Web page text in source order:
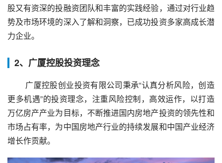
股又有资深的投融资团队和丰富的实践经验，通过对行业趋
势及市场环境的深入了解和洞察，已成功投资多家高成长潜
力企业。
2、广厦控股投资理念
更多机遇”的投资理念，注重风险控制，高效运作，以打造
万亿房产产业为目标，不断推进国内房地产投资的领先性和
市场占有率，为中国房地产行业的持续发展和中国产业经济
增长作贡献。